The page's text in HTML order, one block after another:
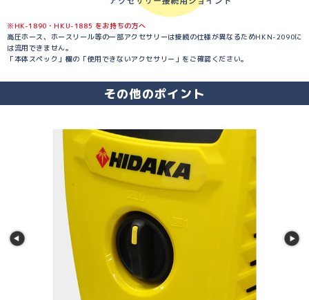
※HK-1890・HKU-1885 をお持ちの方へ
高圧ホース、ホースリール等の一部アクセサリーは接続の仕様が異なるためHKN-2090に
は流用できません。
「本体スペック」欄の「使用できないアクセサリー」をご確認ください。
その他のポイント